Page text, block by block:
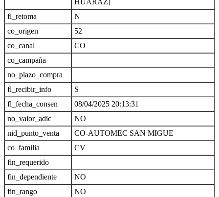
HUARAZ]
fl_retoma
N
co_origen
52
co_canal
CO
co_campaña
no_plazo_compra
fl_recibir_info
S
fl_fecha_consen
08/04/2025 20:13:31
no_valor_adic
NO
nid_punto_venta
CO-AUTOMEC SAN MIGUE
co_familia
CV
fin_requerido
fin_dependiente
NO
fin_rango
NO